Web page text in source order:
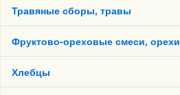
Травяные сборы, травы
Фруктово-ореховые смеси, орехи
Хлебцы